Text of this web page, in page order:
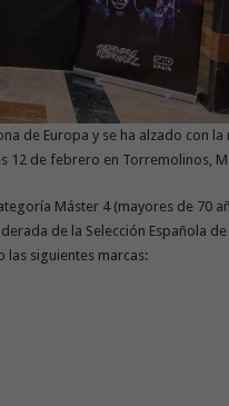
de Europa y se ha alzado con la
12 de febrero en Torremolinos,
Máster 4 (mayores de 70
de la Selección Española de
siguientes marcas: